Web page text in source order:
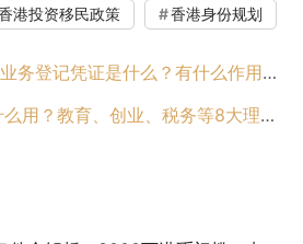
港投资移民政策 香港身份规划
记凭证是什么？有什么作用？如何申请？
？教育、创业、税务等8大理由告诉你答案